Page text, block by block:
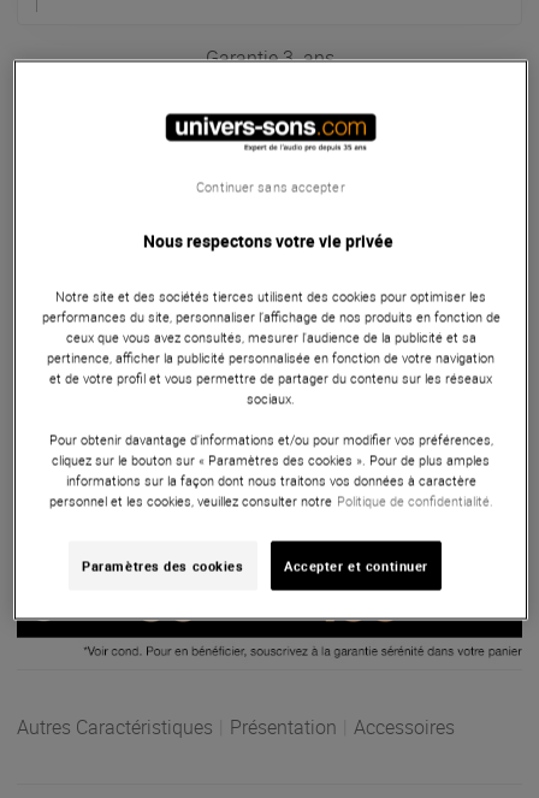
Garantie3 ans
Claviers de scène & Pianos
Le pack Yamaha PSR-F52 + Casque Plugger DJH40 + Stand
musiciens débutants ou intermédiaires. Incluant un clavier
styles d'accompagnement, et diverses fonctions pratiques,
un casque Plugger Studio DJH40 offrant une qualité sonore
supérieure et un confort d'écoute, et un stand en X
BoomToneDJ KS-1 facile à assembler et ajustable, ce pack
est idéal pour une expérience musicale complète et
abordable.
ARTICLE N° 80825
Autres Caractéristiques Présentation Accessoires
Nous respectons votre vie privée
Notre site et des sociétés tierces utilisent des cookies pour optimiser les
performances du site, personnaliser l’affichage de nos produits en fonction de
ceux que vous avez consultés, mesurer l'audience de la publicité et sa
pertinence, afficher la publicité personnalisée en fonction de votre navigation
et de votre profil et vous permettre de partager du contenu sur les réseaux
sociaux.
Pour obtenir davantage d'informations et/ou pour modifier vos préférences,
cliquez sur le bouton sur « Paramètres des cookies ». Pour de plus amples
informations sur la façon dont nous traitons vos données à caractère
personnel et les cookies, veuillez consulter notre Politique de confidentialité.
Paramètres des cookies Accepter et continuer
Continuer sans accepter